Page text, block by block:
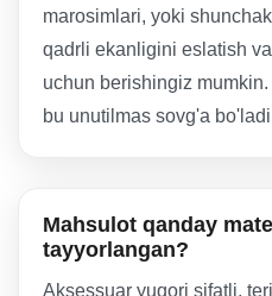
marosimlari, yoki
qadrli ekanligini eslatish
uchun berishingiz
bu unutilmas sovg'a
Mahsulot qanday
tayyorlangan?
Aksessuar yuqori sifatli,